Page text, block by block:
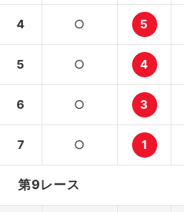
4 ○ 5
5 ○ 4
6 ○ 3
7 ○ 1
第9レース